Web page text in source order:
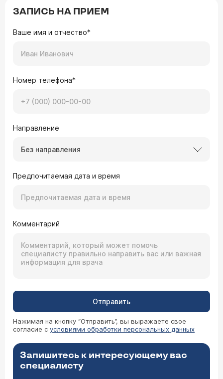
ЗАПИСЬ НА ПРИЕМ
Ваше имя и отчество*
Номер телефона*
Направление
Без направления
Предпочитаемая дата и время
Комментарий
Отправить
Нажимая на кнопку “Отправить”, вы выражаете свое
согласие с условиями обработки персональных данных
Запишитесь к интересующему вас
специалисту